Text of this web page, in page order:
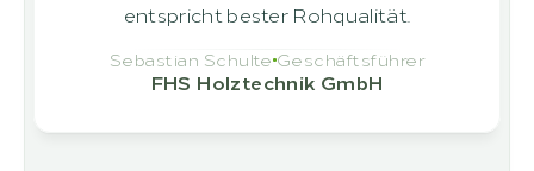
entspricht bester Rohqualität.
Sebastian Schulte Geschäftsführer
FHS Holztechnik GmbH